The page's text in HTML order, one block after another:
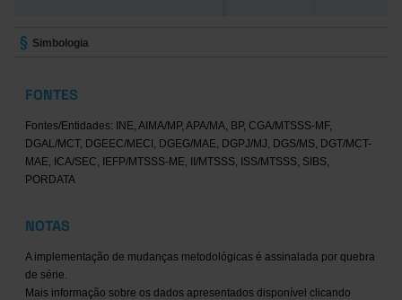
Simbologia
FONTES
Fontes/Entidades: INE, AIMA/MP, APA/MA, BP, CGA/MTSSS-MF,
DGAL/MCT, DGEEC/MECI, DGEG/MAE, DGPJ/MJ, DGS/MS, DGT/MCT-
MAE, ICA/SEC, IEFP/MTSSS-ME, II/MTSSS, ISS/MTSSS, SIBS,
PORDATA
NOTAS
A implementação de mudanças metodológicas é assinalada por quebra
de série.
Mais informação sobre os dados apresentados disponível clicando